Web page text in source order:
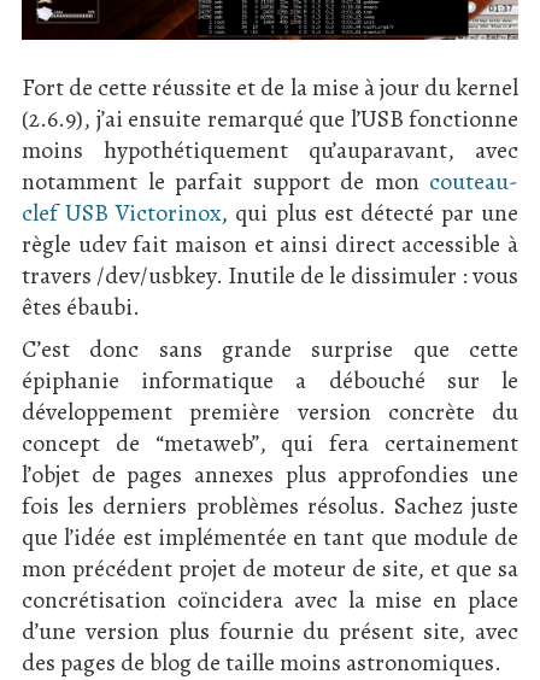
Fort de cette réussite et de la mise à jour du kernel
(2.6.9), j’ai ensuite remarqué que l’USB fonctionne
moins hypothétiquement qu’auparavant, avec
notamment le parfait support de mon couteau-
clef USB Victorinox, qui plus est détecté par une
règle udev fait maison et ainsi direct accessible à
travers /dev/usbkey. Inutile de le dissimuler : vous
êtes ébaubi.
C’est donc sans grande surprise que cette
épiphanie informatique a débouché sur le
développement première version concrète du
concept de “metaweb”, qui fera certainement
l’objet de pages annexes plus approfondies une
fois les derniers problèmes résolus. Sachez juste
que l’idée est implémentée en tant que module de
mon précédent projet de moteur de site, et que sa
concrétisation coïncidera avec la mise en place
d’une version plus fournie du présent site, avec
des pages de blog de taille moins astronomiques.